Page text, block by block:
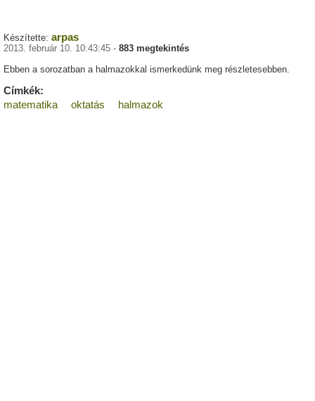
Készítette: arpas
2013. február 10. 10:43:45 - 883 megtekintés
Ebben a sorozatban a halmazokkal ismerkedünk meg részletesebben.
Címkék:
matematika
oktatás halmazok